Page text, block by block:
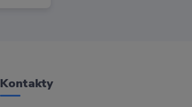
Kontakty